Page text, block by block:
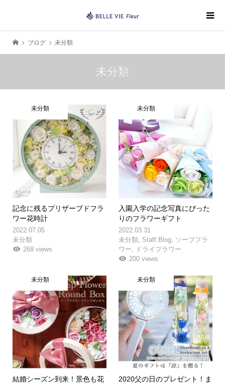
ブログ 未分類
未分類
未分類
記念に残るプリザーブドフラ
ワー花時計
2022.07.05
未分類
268 views
未分類
入園入学の記念写真にぴった
りのフラワーギフト
2022.03.31
未分類 Staff Blog
ソープフラ
ワー
ドライフラワー
200 views
未分類
結婚シーズン到来！景色も花
未分類
2020父の日のプレゼント！ま